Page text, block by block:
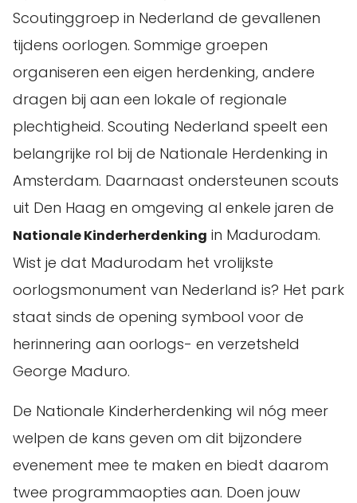
Scoutinggroep in Nederland de gevallenen
tijdens oorlogen. Sommige groepen
organiseren een eigen herdenking, andere
dragen bij aan een lokale of regionale
plechtigheid. Scouting Nederland speelt een
belangrijke rol bij de Nationale Herdenking in
Amsterdam. Daarnaast ondersteunen scouts
uit Den Haag en omgeving al enkele jaren de
Nationale Kinderherdenking in Madurodam.
Wist je dat Madurodam het vrolijkste
oorlogsmonument van Nederland is? Het park
staat sinds de opening symbool voor de
herinnering aan oorlogs- en verzetsheld
George Maduro.
De Nationale Kinderherdenking wil nóg meer
welpen de kans geven om dit bijzondere
evenement mee te maken en biedt daarom
twee programmaopties aan. Doen jouw